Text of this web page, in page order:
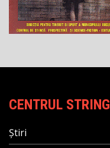
CENTRUL STRING
Știri